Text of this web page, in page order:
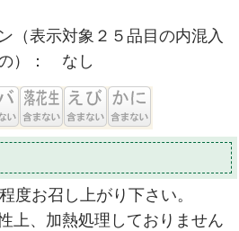
（表示対象２５品目の内混入
）： なし
度お召し上がり下さい。
上、加熱処理しておりません